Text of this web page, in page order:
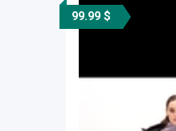
99.99 $